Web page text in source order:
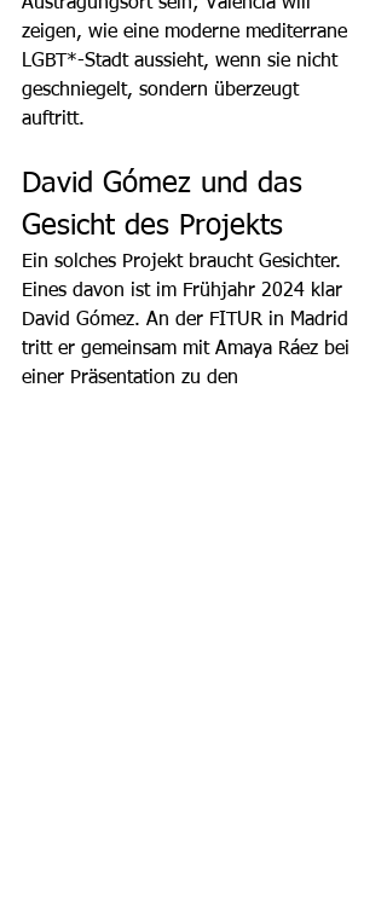
zeigen, wie eine moderne mediterrane
LGBT*-Stadt aussieht, wenn sie nicht
geschniegelt, sondern überzeugt
auftritt.
David Gómez und das
Gesicht des Projekts
Ein solches Projekt braucht Gesichter.
Eines davon ist im Frühjahr 2024 klar
David Gómez. An der FITUR in Madrid
tritt er gemeinsam mit Amaya Ráez bei
einer Präsentation zu den